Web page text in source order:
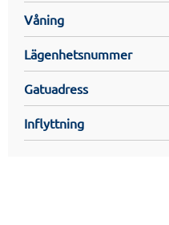
inredningskatalogen för
Filer & Länkar
Våning
Lägenhetsnummer
Gatuadress
Inflyttning